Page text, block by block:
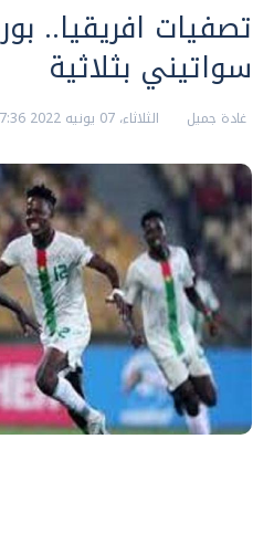
تصفيات افريقيا..
سواتيني بثلاثية
غادة جميل الثلاثاء، 07 يونيه 2022 07:36 م